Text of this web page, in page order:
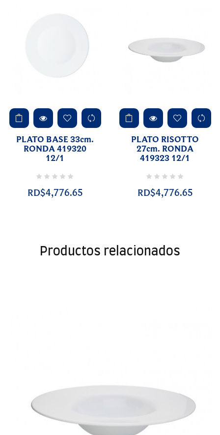
PLATO BASE 33cm.
RONDA 419320
12/1
RD$4,776.65
PLATO RISOTTO
27cm. RONDA
419323 12/1
RD$4,776.65
Productos relacionados